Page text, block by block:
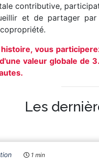
contributive,
et de partager
vous
valeur globale de
.
Les
1 min